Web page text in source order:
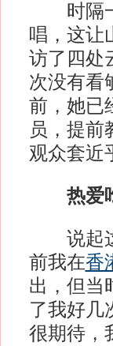
时隔一
唱，这让
访了四处
次没有看
前，她已
员，提前
观众套近
热爱
说起这
前我在香
出，但当
了我好几
很期待，